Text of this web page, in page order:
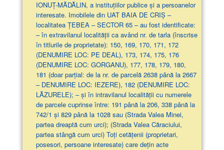
IONUȚ-MĂDĂLIN, a instituțiilor publice și a persoanelor
interesate. Imobilele din UAT BAIA DE CRIȘ –
localitatea ȚEBEA – SECTOR 65 – au fost identificate:
– în extravilanul localităţii ca având nr. de tarla (înscrise
în titlurile de proprietate): 150, 169, 170, 171, 172
(DENUMIRE LOC: PE DEAL), 173, 174, 175, 176
(DENUMIRE LOC: GORGANU), 177, 178, 179, 180,
181 (doar parţial: de la nr. de parcelă 2638 până la 2667
– DENUMIRE LOC: IEZERE), 182 (DENUMIRE LOC:
LĂZURELE); – și în intravilanul localității cu numerele
de parcele cuprinse între: 191 până la 206, 338 până la
742/1 și 829 până la 1028 sau (Strada Valea Minei,
partea dreaptă cum urci); (Strada Valea Căraciului,
partea stângă cum urci) Toți cetățenii (proprietari,
posesori, persoane interesate) care dețin acte